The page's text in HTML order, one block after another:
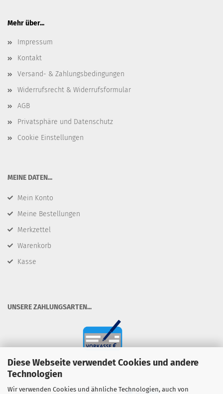
Diese Webseite verwendet Cookies und andere
Technologien
Wir verwenden Cookies und ähnliche Technologien, auch von
Mehr über...
Impressum
Kontakt
Versand- & Zahlungsbedingungen
Widerrufsrecht & Widerrufsformular
AGB
Privatsphäre und Datenschutz
Cookie Einstellungen
​MEINE DATEN...
Mein Konto
Meine Bestellungen
Merkzettel
Warenkorb
Kasse
​UNSERE ZAHLUNGSARTEN...